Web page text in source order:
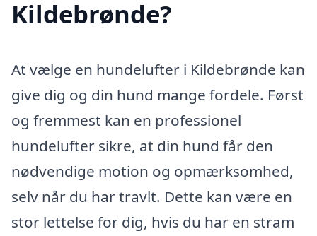
Kildebrønde?
At vælge en hundelufter i Kildebrønde kan
give dig og din hund mange fordele. Først
og fremmest kan en professionel
hundelufter sikre, at din hund får den
nødvendige motion og opmærksomhed,
selv når du har travlt. Dette kan være en
stor lettelse for dig, hvis du har en stram